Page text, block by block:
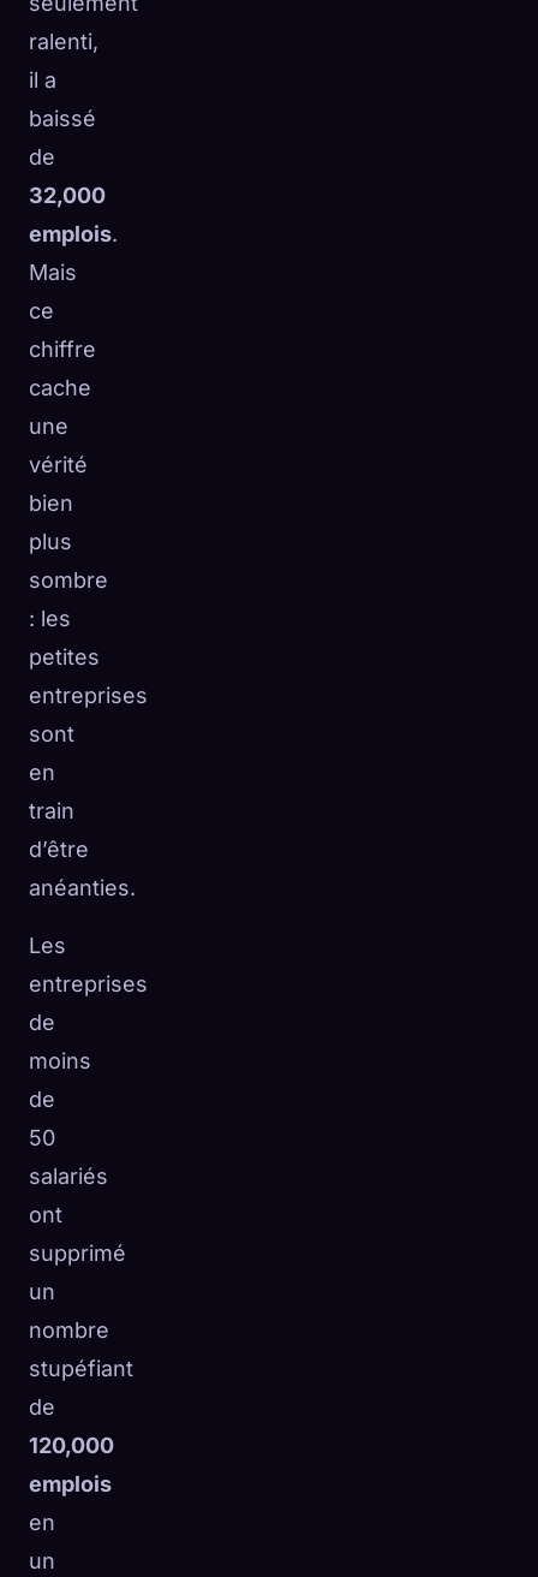
ralenti,
il a
baissé
de
32,000
emplois.
Mais
ce
chiffre
cache
une
vérité
bien
plus
sombre
: les
petites
entreprises
sont
en
train
d’être
anéanties.
Les
entreprises
de
moins
de
50
salariés
ont
supprimé
un
nombre
stupéfiant
de
120,000
emplois
en
un